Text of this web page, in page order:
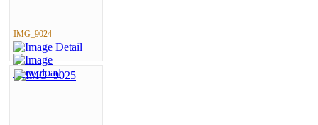
IMG_9024